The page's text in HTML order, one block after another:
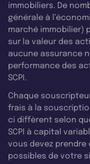
immobiliers. De
générale à
marché immobilier)
sur la valeur des
aucune assurance
performance des
SCPI.
Chaque
frais à la
ci diffèrent selon
SCPI à capital
vous devez
possibles de votre